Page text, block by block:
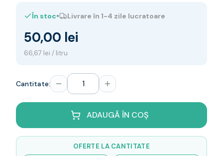
Germania
Noua Zeelanda
Spumante
Single malt
Japanese
În stoc• Livrare în 1-4 zile lucratoare
50,00 lei
66,67 lei / litru
Cantitate:
ADAUGĂ ÎN COȘ
OFERTE LA CANTITATE